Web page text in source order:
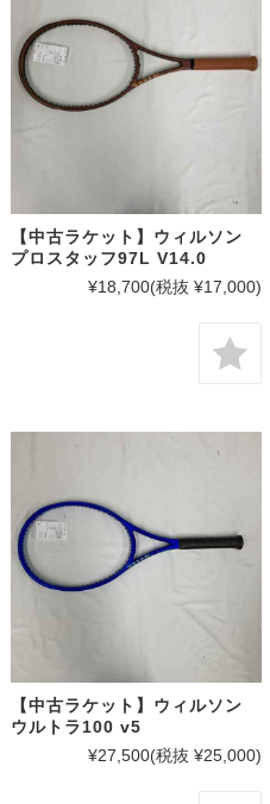
【中古ラケット】ウィルソン
プロスタッフ97L V14.0
¥18,700(税抜 ¥17,000)
【中古ラケット】ウィルソン
ウルトラ100 v5
¥27,500(税抜 ¥25,000)